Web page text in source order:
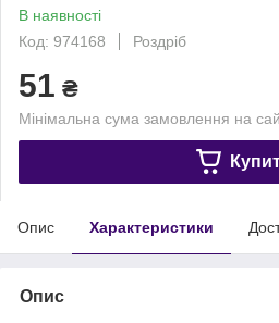
В наявності
Код: 974168
Роздріб
51 ₴
Мінімальна сума замовлення на
Опис Характеристики
Опис